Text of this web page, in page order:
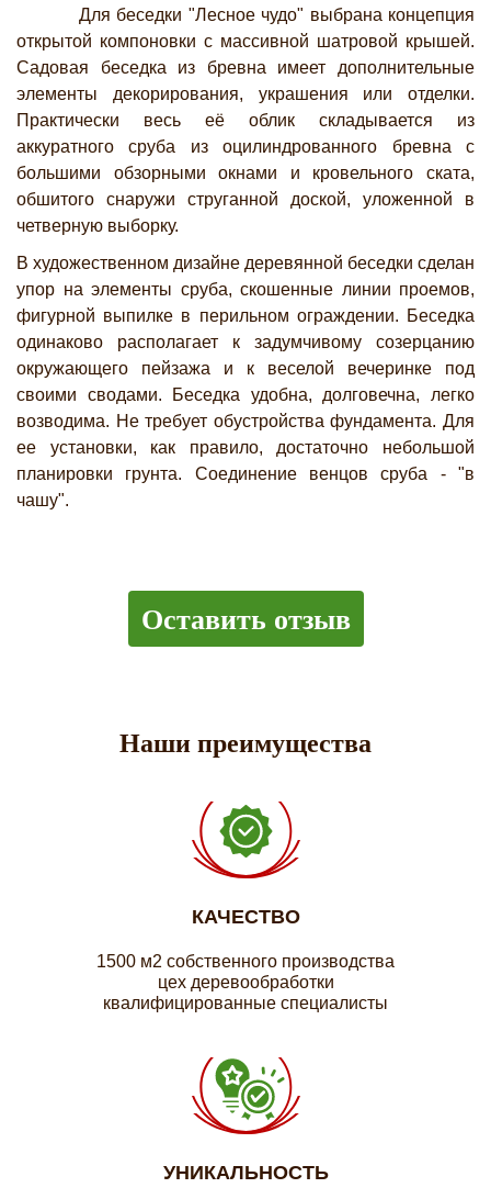
Для беседки "Лесное чудо" выбрана концепция
открытой компоновки с массивной шатровой крышей.
Садовая беседка из бревна имеет дополнительные
элементы декорирования, украшения или отделки.
Практически весь её облик складывается из
аккуратного сруба из оцилиндрованного бревна с
большими обзорными окнами и кровельного ската,
обшитого снаружи струганной доской, уложенной в
четверную выборку.
В художественном дизайне деревянной беседки сделан
упор на элементы сруба, скошенные линии проемов,
фигурной выпилке в перильном ограждении. Беседка
одинаково располагает к задумчивому созерцанию
окружающего пейзажа и к веселой вечеринке под
своими сводами. Беседка удобна, долговечна, легко
возводима. Не требует обустройства фундамента. Для
ее установки, как правило, достаточно небольшой
планировки грунта. Соединение венцов сруба - "в
чашу".
Оставить отзыв
Наши преимущества
КАЧЕСТВО
1500 м2 собственного производства
цех деревообработки
квалифицированные специалисты
УНИКАЛЬНОСТЬ